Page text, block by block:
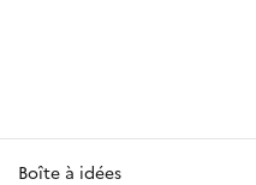
Boîte à idées